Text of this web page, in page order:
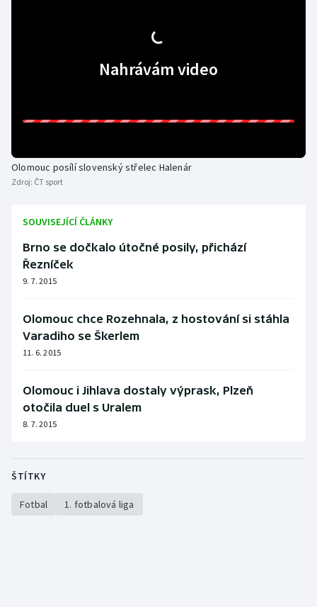
Parasport
Plavání
Plážový volejbal
Ragby
Rychlobruslení
Short track
Sportovní střelba
Stolní tenis
Triatlon
Nahrávám video
Olomouc posílí slovenský střelec Halenár
Zdroj: ČT sport
SOUVISEJÍCÍ ČLÁNKY
Brno se dočkalo útočné posily, přichází
Řezníček
9. 7. 2015
Olomouc chce Rozehnala, z hostování si stáhla
Varadiho se Škerlem
11. 6. 2015
Olomouc i Jihlava dostaly výprask, Plzeň
otočila duel s Uralem
8. 7. 2015
ŠTÍTKY
Fotbal 1. fotbalová liga